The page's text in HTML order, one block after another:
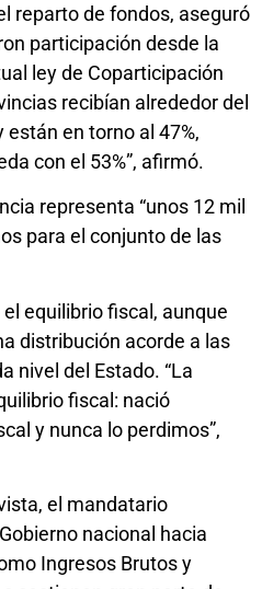
reparto de fondos, aseguró
participación desde la
ley de Coparticipación
recibían alrededor del
están en torno al 47%,
con el 53%”, afirmó.
representa “unos 12 mil
para el conjunto de las
equilibrio fiscal, aunque
distribución acorde a las
nivel del Estado. “La
fiscal: nació
y nunca lo perdimos”,
el mandatario
nacional hacia
Ingresos Brutos y